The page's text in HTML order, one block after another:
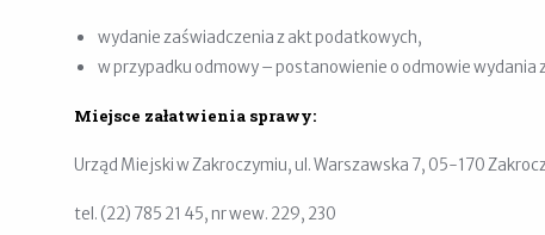
wydanie zaświadczenia z akt podatkowych,
w przypadku odmowy – postanowienie o odmowie wydania
Miejsce załatwienia sprawy:
Urząd Miejski w Zakroczymiu, ul. Warszawska 7, 05-170
tel. (22) 785 21 45, nr wew. 229, 230